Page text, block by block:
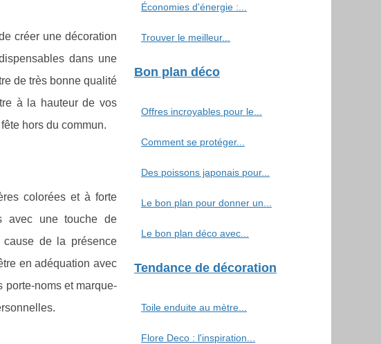
créer une décoration
dans une
de très bonne qualité
à la hauteur de vos
hors du commun.
colorées et à forte
avec une touche de
cause de la présence
en adéquation avec
porte-noms et marque-
Économies d'énergie :...
Trouver le meilleur...
Bon plan déco
Offres incroyables pour le...
Comment se protéger...
Des poissons japonais pour...
Le bon plan pour donner un...
Le bon plan déco avec...
Tendance de décoration
Toile enduite au mètre...
Flore Deco : l'inspiration...